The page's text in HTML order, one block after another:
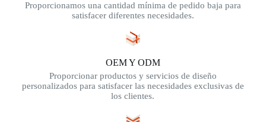
Proporcionamos una cantidad mínima de pedido baja para
satisfacer diferentes necesidades.
OEM Y ODM
Proporcionar productos y servicios de diseño
personalizados para satisfacer las necesidades exclusivas de
los clientes.